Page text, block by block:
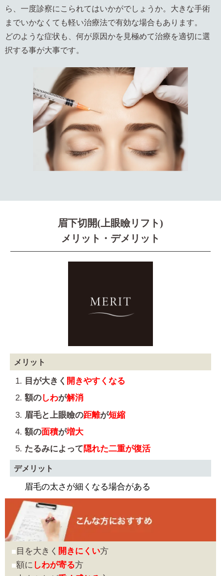
ら、一度診察にこられてはいかがでしょうか。大きな手術
までいかなくても軽い治療法で有効な場合もあります。
どのような症状も、何が原因かを見極めて治療を適切に選
択する事が大事です。
眉下切開(上眼瞼リフト)
メリット・デメリット
メリット
目が大きく 開きやすくなる
額のしわが解消
眉毛と上眼瞼の距離が短縮
額の面積が増大
たるみによって隠れた二重が復活
デメリット
眉毛の太さが細くなる場合がある
目を大きく 開きにくい方
額に しわが寄る方